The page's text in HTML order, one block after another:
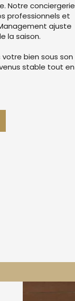
Notre conciergerie
professionnels et
ajuste
la saison.
bien sous son
stable tout en